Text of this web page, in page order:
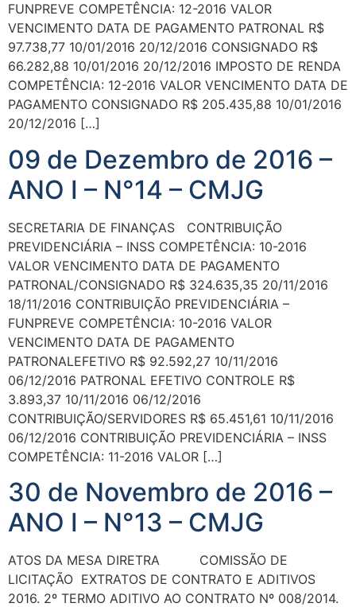
FUNPREVE COMPETÊNCIA: 12-2016 VALOR
VENCIMENTO DATA DE PAGAMENTO PATRONAL R$
97.738,77 10/01/2016 20/12/2016 CONSIGNADO R$
66.282,88 10/01/2016 20/12/2016 IMPOSTO DE RENDA
COMPETÊNCIA: 12-2016 VALOR VENCIMENTO DATA DE
PAGAMENTO CONSIGNADO R$ 205.435,88 10/01/2016
20/12/2016 […]
09 de Dezembro de 2016 –
ANO I – N°14 – CMJG
SECRETARIA DE FINANÇAS CONTRIBUIÇÃO
PREVIDENCIÁRIA – INSS COMPETÊNCIA: 10-2016
VALOR VENCIMENTO DATA DE PAGAMENTO
PATRONAL/CONSIGNADO R$ 324.635,35 20/11/2016
18/11/2016 CONTRIBUIÇÃO PREVIDENCIÁRIA –
FUNPREVE COMPETÊNCIA: 10-2016 VALOR
VENCIMENTO DATA DE PAGAMENTO
PATRONALEFETIVO R$ 92.592,27 10/11/2016
06/12/2016 PATRONAL EFETIVO CONTROLE R$
3.893,37 10/11/2016 06/12/2016
CONTRIBUIÇÃO/SERVIDORES R$ 65.451,61 10/11/2016
06/12/2016 CONTRIBUIÇÃO PREVIDENCIÁRIA – INSS
COMPETÊNCIA: 11-2016 VALOR […]
30 de Novembro de 2016 –
ANO I – N°13 – CMJG
ATOS DA MESA DIRETRA COMISSÃO DE
LICITAÇÃO EXTRATOS DE CONTRATO E ADITIVOS
2016. 2º TERMO ADITIVO AO CONTRATO Nº 008/2014.